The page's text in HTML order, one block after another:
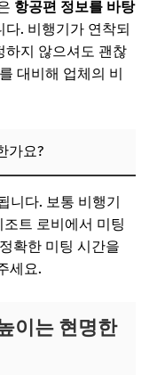
항공편 정보를 바탕
다. 비행기가 연착되
하지 않으셔도 괜찮
대비해 업체의 비
가요?
니다. 보통 비행기
조트 로비에서 미팅
확한 미팅 시간을
세요.
이는 현명한